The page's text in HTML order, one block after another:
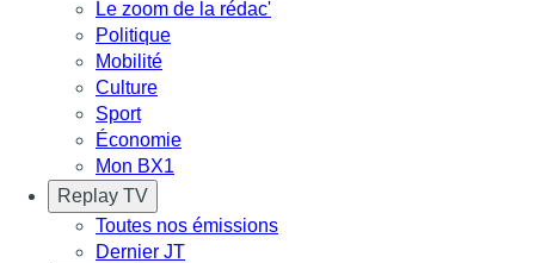
Le zoom de la rédac'
Politique
Mobilité
Culture
Sport
Économie
Mon BX1
Replay TV
Toutes nos émissions
Dernier JT